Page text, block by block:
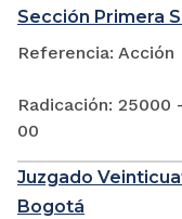
Sección Primera
Referencia: Acción
Radicación: 25000
00
Juzgado
Bogotá